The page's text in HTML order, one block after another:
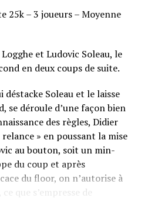
25k – 3 joueurs – Moyenne
et Ludovic Soleau, le
en deux coups de suite.
Soleau et le laisse
se déroule d’une façon bien
des règles, Didier
» en poussant la mise
au bouton, soit un min-
du coup et après
du floor, on n’autorise à
que s’empresse de